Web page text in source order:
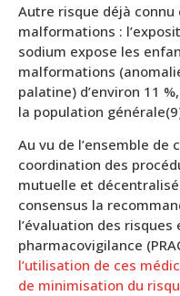
Autre risque déjà
malformations :
sodium expose les
malformations
palatine) d’environ 11
la population
Au vu de l’ensemble de
coordination des
mutuelle et
consensus la
l’évaluation des risques
pharmacovigilance
l’utilisation de ces
de minimisation du